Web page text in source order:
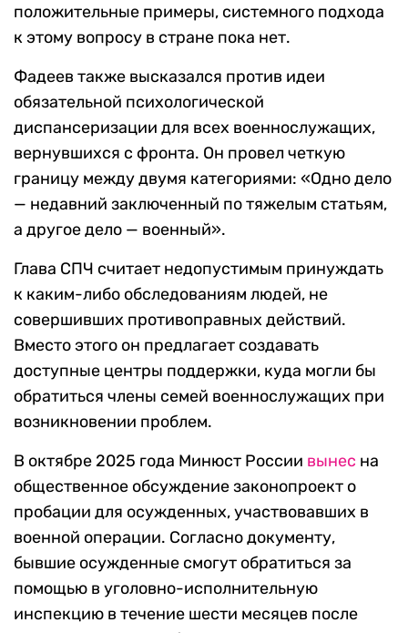
положительные примеры, системного подхода
к этому вопросу в стране пока нет.
Фадеев также высказался против идеи
обязательной психологической
диспансеризации для всех военнослужащих,
вернувшихся с фронта. Он провел четкую
границу между двумя категориями: «Одно дело
— недавний заключенный по тяжелым статьям,
а другое дело — военный».
Глава СПЧ считает недопустимым принуждать
к каким-либо обследованиям людей, не
совершивших противоправных действий.
Вместо этого он предлагает создавать
доступные центры поддержки, куда могли бы
обратиться члены семей военнослужащих при
возникновении проблем.
В октябре 2025 года Минюст России вынес на
общественное обсуждение законопроект о
пробации для осужденных, участвовавших в
военной операции. Согласно документу,
бывшие осужденные смогут обратиться за
помощью в уголовно-исполнительную
инспекцию в течение шести месяцев после